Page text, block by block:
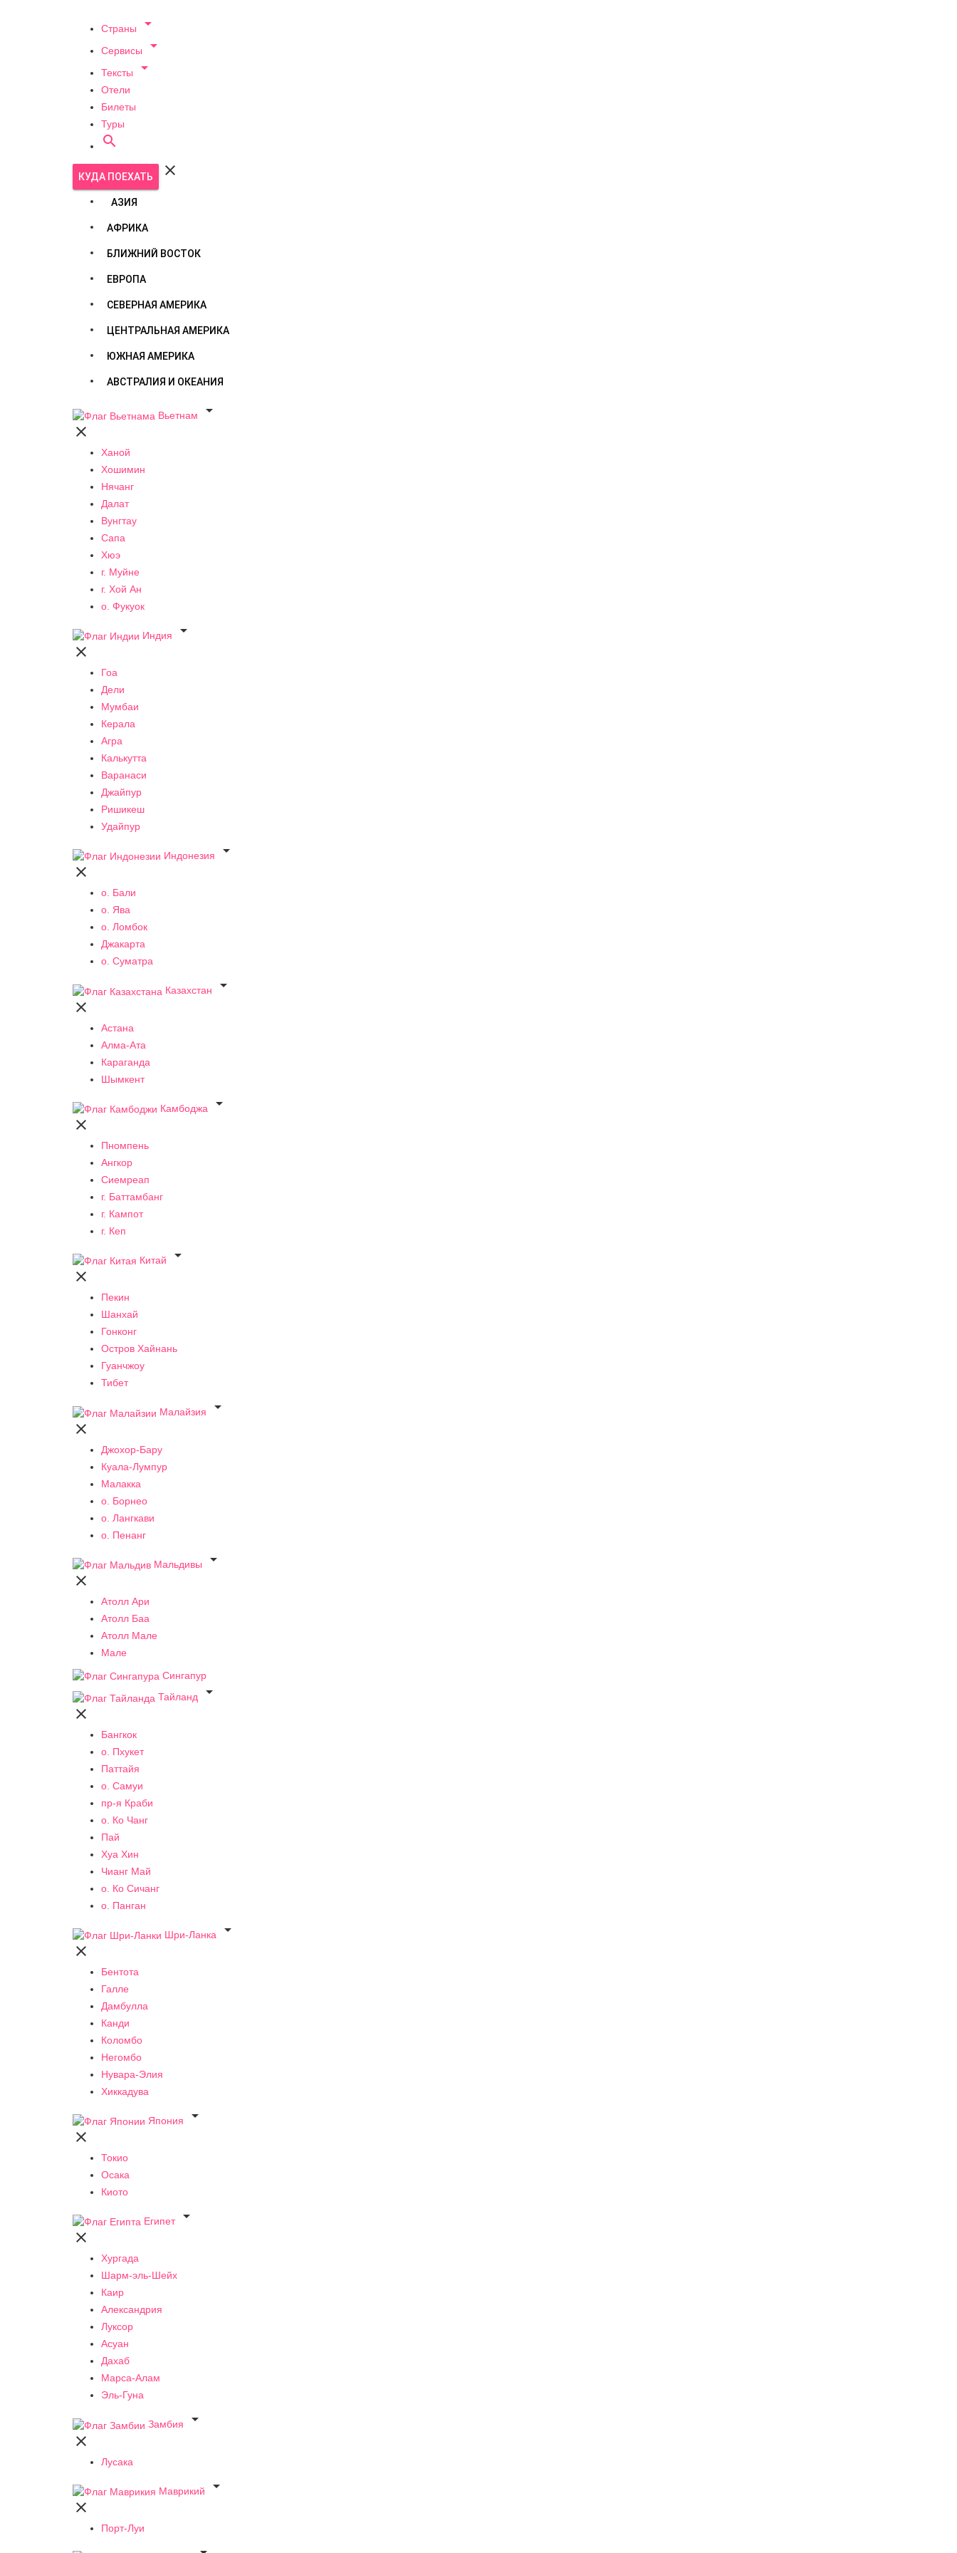
Страны 
Сервисы 
Тексты 
Отели
Билеты
Туры

КУДА ПОЕХАТЬ 
АЗИЯ
АФРИКА
БЛИЖНИЙ ВОСТОК
ЕВРОПА
СЕВЕРНАЯ АМЕРИКА
ЦЕНТРАЛЬНАЯ АМЕРИКА
ЮЖНАЯ АМЕРИКА
АВСТРАЛИЯ И ОКЕАНИЯ
Вьетнам


Ханой
Хошимин
Нячанг
Далат
Вунгтау
Сапа
Хюэ
г. Муйне
г. Хой Ан
о. Фукуок
Индия


Гоа
Дели
Мумбаи
Керала
Агра
Калькутта
Варанаси
Джайпур
Ришикеш
Удайпур
Индонезия


о. Бали
о. Ява
о. Ломбок
Джакарта
о. Суматра
Казахстан


Астана
Алма-Ата
Караганда
Шымкент
Камбоджа


Пномпень
Ангкор
Сиемреап
г. Баттамбанг
г. Кампот
г. Кеп
Китай


Пекин
Шанхай
Гонконг
Остров Хайнань
Гуанчжоу
Тибет
Малайзия


Джохор-Бару
Куала-Лумпур
Малакка
о. Борнео
о. Лангкави
о. Пенанг
Мальдивы


Атолл Ари
Атолл Баа
Атолл Мале
Мале
Сингапур
Тайланд


Бангкок
о. Пхукет
Паттайя
о. Самуи
пр-я Краби
о. Ко Чанг
Пай
Хуа Хин
Чианг Май
о. Ко Сичанг
о. Панган
Шри-Ланка


Бентота
Галле
Дамбулла
Канди
Коломбо
Негомбо
Нувара-Элия
Хиккадува
Япония


Токио
Осака
Киото
Египет


Хургада
Шарм-эль-Шейх
Каир
Александрия
Луксор
Асуан
Дахаб
Марса-Алам
Эль-Гуна
Замбия


Лусака
Маврикий


Порт-Луи